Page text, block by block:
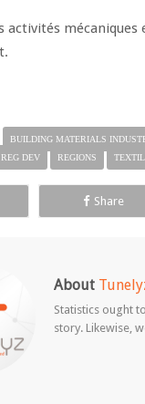
activités
BUILDING MATERIALS
REG DEV REGIONS
Share
About
Statistics ought
story. Likewise,